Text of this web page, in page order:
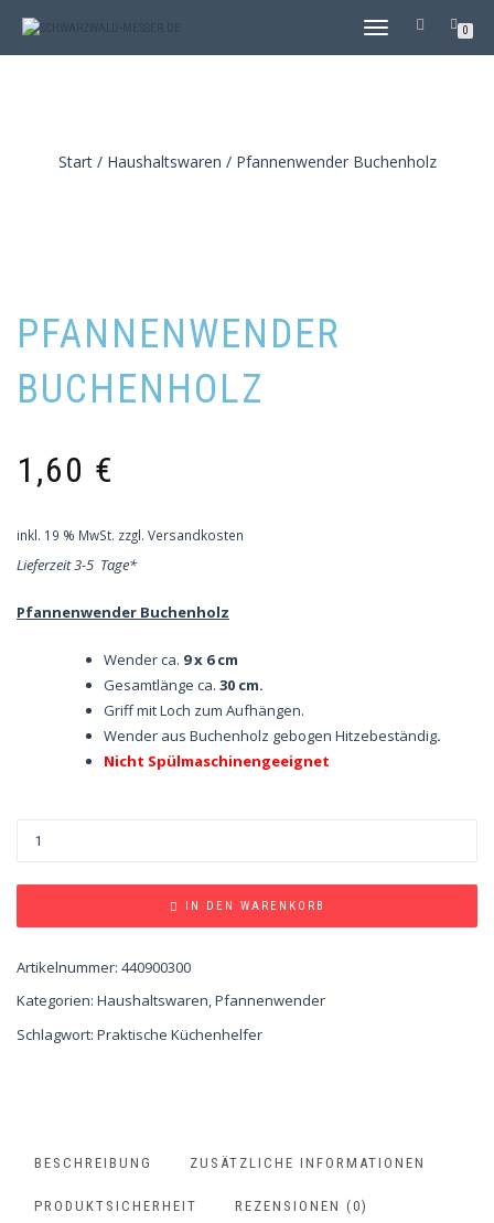
TOGGLE
0
Start/ Haushaltswaren / Pfannenwender Buchenholz
PFANNENWENDER
BUCHENHOLZ
1,60 €
inkl. 19 % MwSt. zzgl. Versandkosten
Lieferzeit 3-5 Tage*
Pfannenwender Buchenholz
Wender ca. 9 x 6 cm
Gesamtlänge ca. 30 cm.
Griff mit Loch zum Aufhängen.
Wender aus Buchenholz gebogen Hitzebeständig.
Nicht Spülmaschinengeeignet
IN DEN WARENKORB
Artikelnummer: 440900300
Kategorien: Haushaltswaren,Pfannenwender
Schlagwort: Praktische Küchenhelfer
BESCHREIBUNG ZUSÄTZLICHE INFORMATIONEN
PRODUKTSICHERHEIT REZENSIONEN (0)